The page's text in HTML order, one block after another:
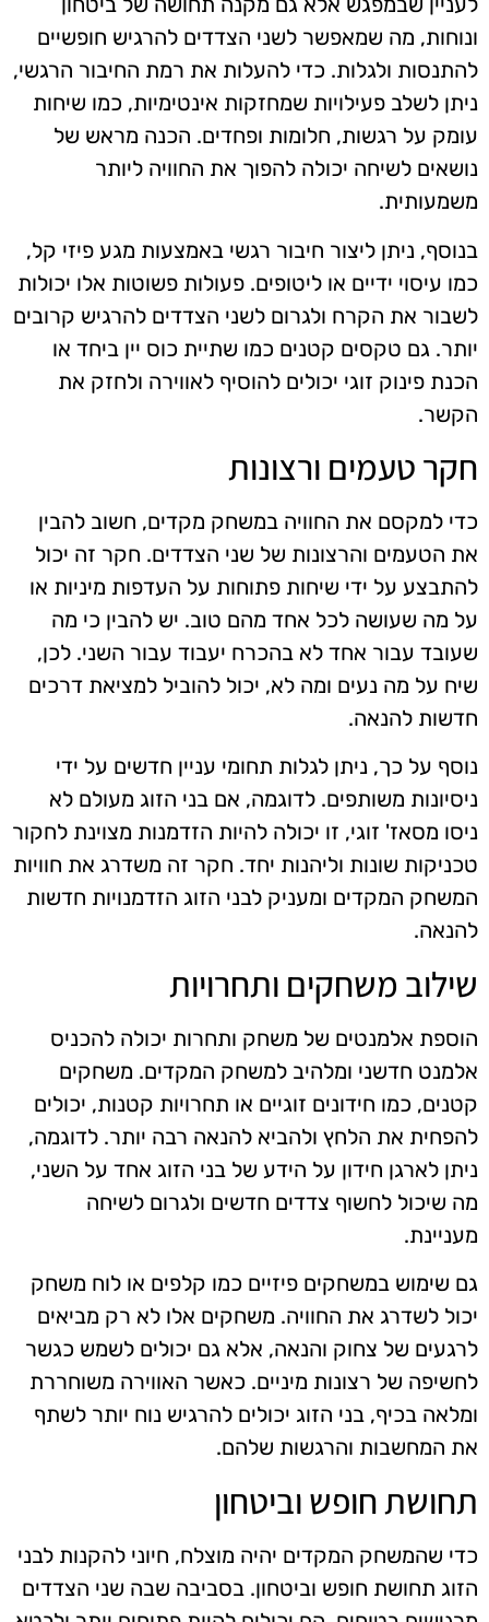
ונוחות, מה שמאפשר לשני הצדדים להרגיש חופשיים
להתנסות ולגלות. כדי להעלות את רמת החיבור הרגשי,
ניתן לשלב פעילויות שמחזקות אינטימיות, כמו שיחות
עומק על רגשות, חלומות ופחדים. הכנה מראש של
נושאים לשיחה יכולה להפוך את החוויה ליותר
משמעותית.
בנוסף, ניתן ליצור חיבור רגשי באמצעות מגע פיזי קל,
כמו עיסוי ידיים או ליטופים. פעולות פשוטות אלו יכולות
לשבור את הקרח ולגרום לשני הצדדים להרגיש קרובים
יותר. גם טקסים קטנים כמו שתיית כוס יין ביחד או
הכנת פינוק זוגי יכולים להוסיף לאווירה ולחזק את
הקשר.
חקר טעמים ורצונות
כדי למקסם את החוויה במשחק מקדים, חשוב להבין
את הטעמים והרצונות של שני הצדדים. חקר זה יכול
להתבצע על ידי שיחות פתוחות על העדפות מיניות או
על מה שעושה לכל אחד מהם טוב. יש להבין כי מה
שעובד עבור אחד לא בהכרח יעבוד עבור השני. לכן,
שיח על מה נעים ומה לא, יכול להוביל למציאת דרכים
חדשות להנאה.
נוסף על כך, ניתן לגלות תחומי עניין חדשים על ידי
ניסיונות משותפים. לדוגמה, אם בני הזוג מעולם לא
ניסו מסאז' זוגי, זו יכולה להיות הזדמנות מצוינת לחקור
טכניקות שונות וליהנות יחד. חקר זה משדרג את חוויות
המשחק המקדים ומעניק לבני הזוג הזדמנויות חדשות
להנאה.
שילוב משחקים ותחרויות
הוספת אלמנטים של משחק ותחרות יכולה להכניס
אלמנט חדשני ומלהיב למשחק המקדים. משחקים
קטנים, כמו חידונים זוגיים או תחרויות קטנות, יכולים
להפחית את הלחץ ולהביא להנאה רבה יותר. לדוגמה,
ניתן לארגן חידון על הידע של בני הזוג אחד על השני,
מה שיכול לחשוף צדדים חדשים ולגרום לשיחה
מעניינת.
גם שימוש במשחקים פיזיים כמו קלפים או לוח משחק
יכול לשדרג את החוויה. משחקים אלו לא רק מביאים
לרגעים של צחוק והנאה, אלא גם יכולים לשמש כגשר
לחשיפה של רצונות מיניים. כאשר האווירה משוחררת
ומלאה בכיף, בני הזוג יכולים להרגיש נוח יותר לשתף
את המחשבות והרגשות שלהם.
תחושת חופש וביטחון
כדי שהמשחק המקדים יהיה מוצלח, חיוני להקנות לבני
הזוג תחושת חופש וביטחון. בסביבה שבה שני הצדדים